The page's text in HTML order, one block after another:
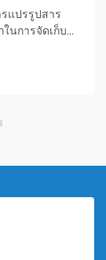
แปรรูปสาร
นการจัดเก็บ
กิดความเสีย